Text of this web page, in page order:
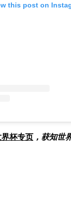
this post on
杯专页 ，获知世